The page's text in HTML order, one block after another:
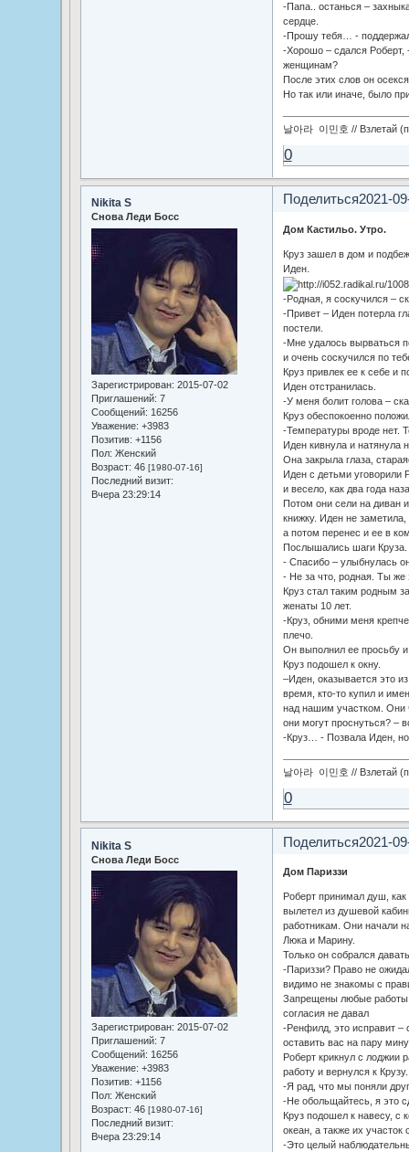
-Папа.. останься –
сердце.
-Прошу тебя… -
-Хорошо – сдался Роберт,
женщинам?
После этих слов он
Но так или иначе, было
날아라 이민호 // Взлетай
0
Поделиться2021-
Nikita S
Снова Леди Босс
Зарегистрирован: 2015-07-02
Приглашений: 7
Сообщений: 16256
Уважение: +3983
Позитив: +1156
Пол: Женский
Возраст: 46 [1980-07-16]
Последний визит:
Вчера 23:29:14
Дом Кастильо. Утро.
Круз зашел в дом и
Иден.
-Родная, я соскучился –
-Привет – Иден потерла
постели.
-Мне удалось вырваться
и очень соскучился по
Круз привлек ее к себе и
Иден отстранилась.
-У меня болит голова –
Круз обеспокоенно
-Температуры вроде нет.
Иден кивнула и натянула
Она закрыла глаза,
Иден с детьми уговорили
и весело, как два года
Потом они сели на диван
книжку. Иден не
а потом перенес и ее в
Послышались шаги Круза.
- Спасибо – улыбнулась
- Не за что, родная. Ты же
Круз стал таким родным
женаты 10 лет.
-Круз, обними меня
плечо.
Он выполнил ее просьбу
Круз подошел к окну.
–Иден, оказывается это
время, кто-то купил и
над нашим участком. Они
они могут проснуться? –
-Круз… - Позвала Иден,
날아라 이민호 // Взлетай
0
Поделиться2021-
Nikita S
Снова Леди Босс
Зарегистрирован: 2015-07-02
Приглашений: 7
Сообщений: 16256
Уважение: +3983
Позитив: +1156
Пол: Женский
Возраст: 46 [1980-07-16]
Последний визит:
Вчера 23:29:14
Дом Париззи
Роберт принимал душ,
вылетел из душевой
работникам. Они начали
Люка и Марину.
Только он собрался
-Париззи? Право не
видимо не знакомы с
Запрещены любые работы
согласия не давал
-Ренфилд, это исправит –
оставить вас на пару
Роберт крикнул с лоджии
работу и вернулся к Крузу.
-Я рад, что мы поняли
-Не обольщайтесь, я это
Круз подошел к навесу, с
океан, а также их
-Это целый